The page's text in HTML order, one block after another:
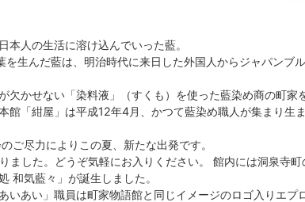
人の生活に溶け込んでいった藍。
生んだ藍は、明治時代に来日した外国人からジャパンブ
欠かせない「染料液」（すくも）を使った藍染め商の町家
館「紺屋」は平成12年4月、かつて藍染め職人が集まり生
ご尽力によりこの夏、新たな出発です。
ました。どうぞ気軽にお入りください。 館内には洞泉寺町
和気藍々」が誕生しました。
いあい」職員は町家物語館と同じイメージのロゴ入りエプ